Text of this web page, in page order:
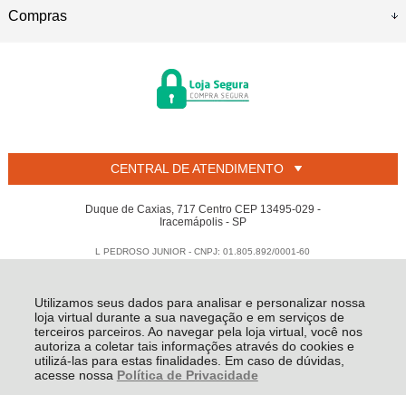
Utilizamos seus dados para analisar e personalizar nossa
loja virtual durante a sua navegação e em serviços de
terceiros parceiros. Ao navegar pela loja virtual, você nos
autoriza a coletar tais informações através do cookies e
utilizá-las para estas finalidades. Em caso de dúvidas,
acesse nossa Política de Privacidade
Compras
CENTRAL DE ATENDIMENTO
Duque de Caxias, 717 Centro CEP 13495-029 -
Iracemápolis - SP
L PEDROSO JUNIOR - CNPJ: 01.805.892/0001-60